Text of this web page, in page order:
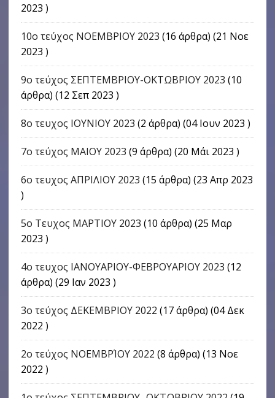
2023 )
10ο τεύχος ΝΟΕΜΒΡΙΟΥ 2023 (16 άρθρα) (21 Νοε
2023 )
9o τεύχος ΣΕΠΤΕΜΒΡΙΟΥ-ΟΚΤΩΒΡΙΟΥ 2023 (10
άρθρα) (12 Σεπ 2023 )
8ο τευχος ΙΟΥΝΙΟΥ 2023 (2 άρθρα) (04 Ιουν 2023 )
7ο τεύχος ΜΑΙΟΥ 2023 (9 άρθρα) (20 Μάι 2023 )
6ο τευχος ΑΠΡΙΛΙΟΥ 2023 (15 άρθρα) (23 Απρ 2023
)
5ο Τευχος ΜΑΡΤΙΟΥ 2023 (10 άρθρα) (25 Μαρ
2023 )
4o τευχος ΙΑΝΟΥΑΡΙΟΥ-ΦΕΒΡΟΥΑΡΙΟΥ 2023 (12
άρθρα) (29 Ιαν 2023 )
3ο τεύχος ΔΕΚΕΜΒΡΙΟΥ 2022 (17 άρθρα) (04 Δεκ
2022 )
2ο τεύχος ΝΟΕΜΒΡΊΟΥ 2022 (8 άρθρα) (13 Νοε
2022 )